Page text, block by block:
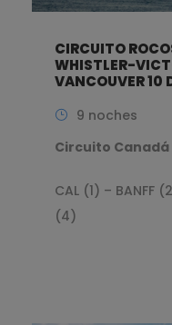
CIRCUITO
WHISTLER-
VANCOUVER 10
9 noches
Circuito Canadá
CAL (1) – BANFF
(4)